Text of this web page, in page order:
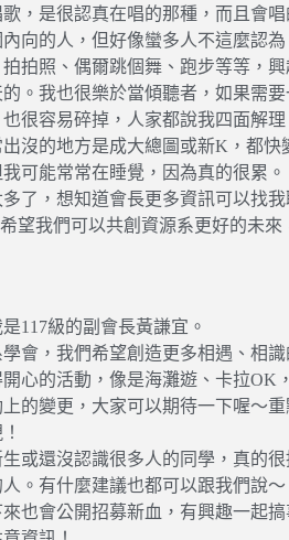
，是很認真在唱的那種，而且會唱
向的人，但好像蠻多人不這麼認
拍照、偶爾跳個舞、跑步等等，
。我也很樂於當傾聽者，如果需
很容易碎掉，人家都說我四面解
沒的地方是成大總圖或新K，都
可能常常在睡覺，因為真的很累。
了，想知道會長更多資訊可以找
希望我們可以共創資源系更好的未
117級的副會長黃謙宜。
會，我們希望創造更多相遇、相
心的活動，像是海灘遊、卡拉OK
的變更，大家可以期待一下喔～
生或還沒認識很多人的同學，真的
。有什麼建議也都可以跟我們說～
也會公開招募新血，有興趣一起